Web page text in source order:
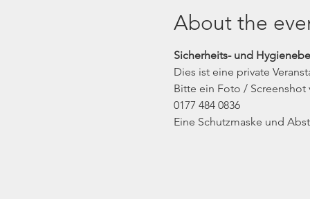
About the
Sicherheits- und
Dies ist eine private
Bitte ein Foto /
0177 484 0836
Eine Schutzmaske und